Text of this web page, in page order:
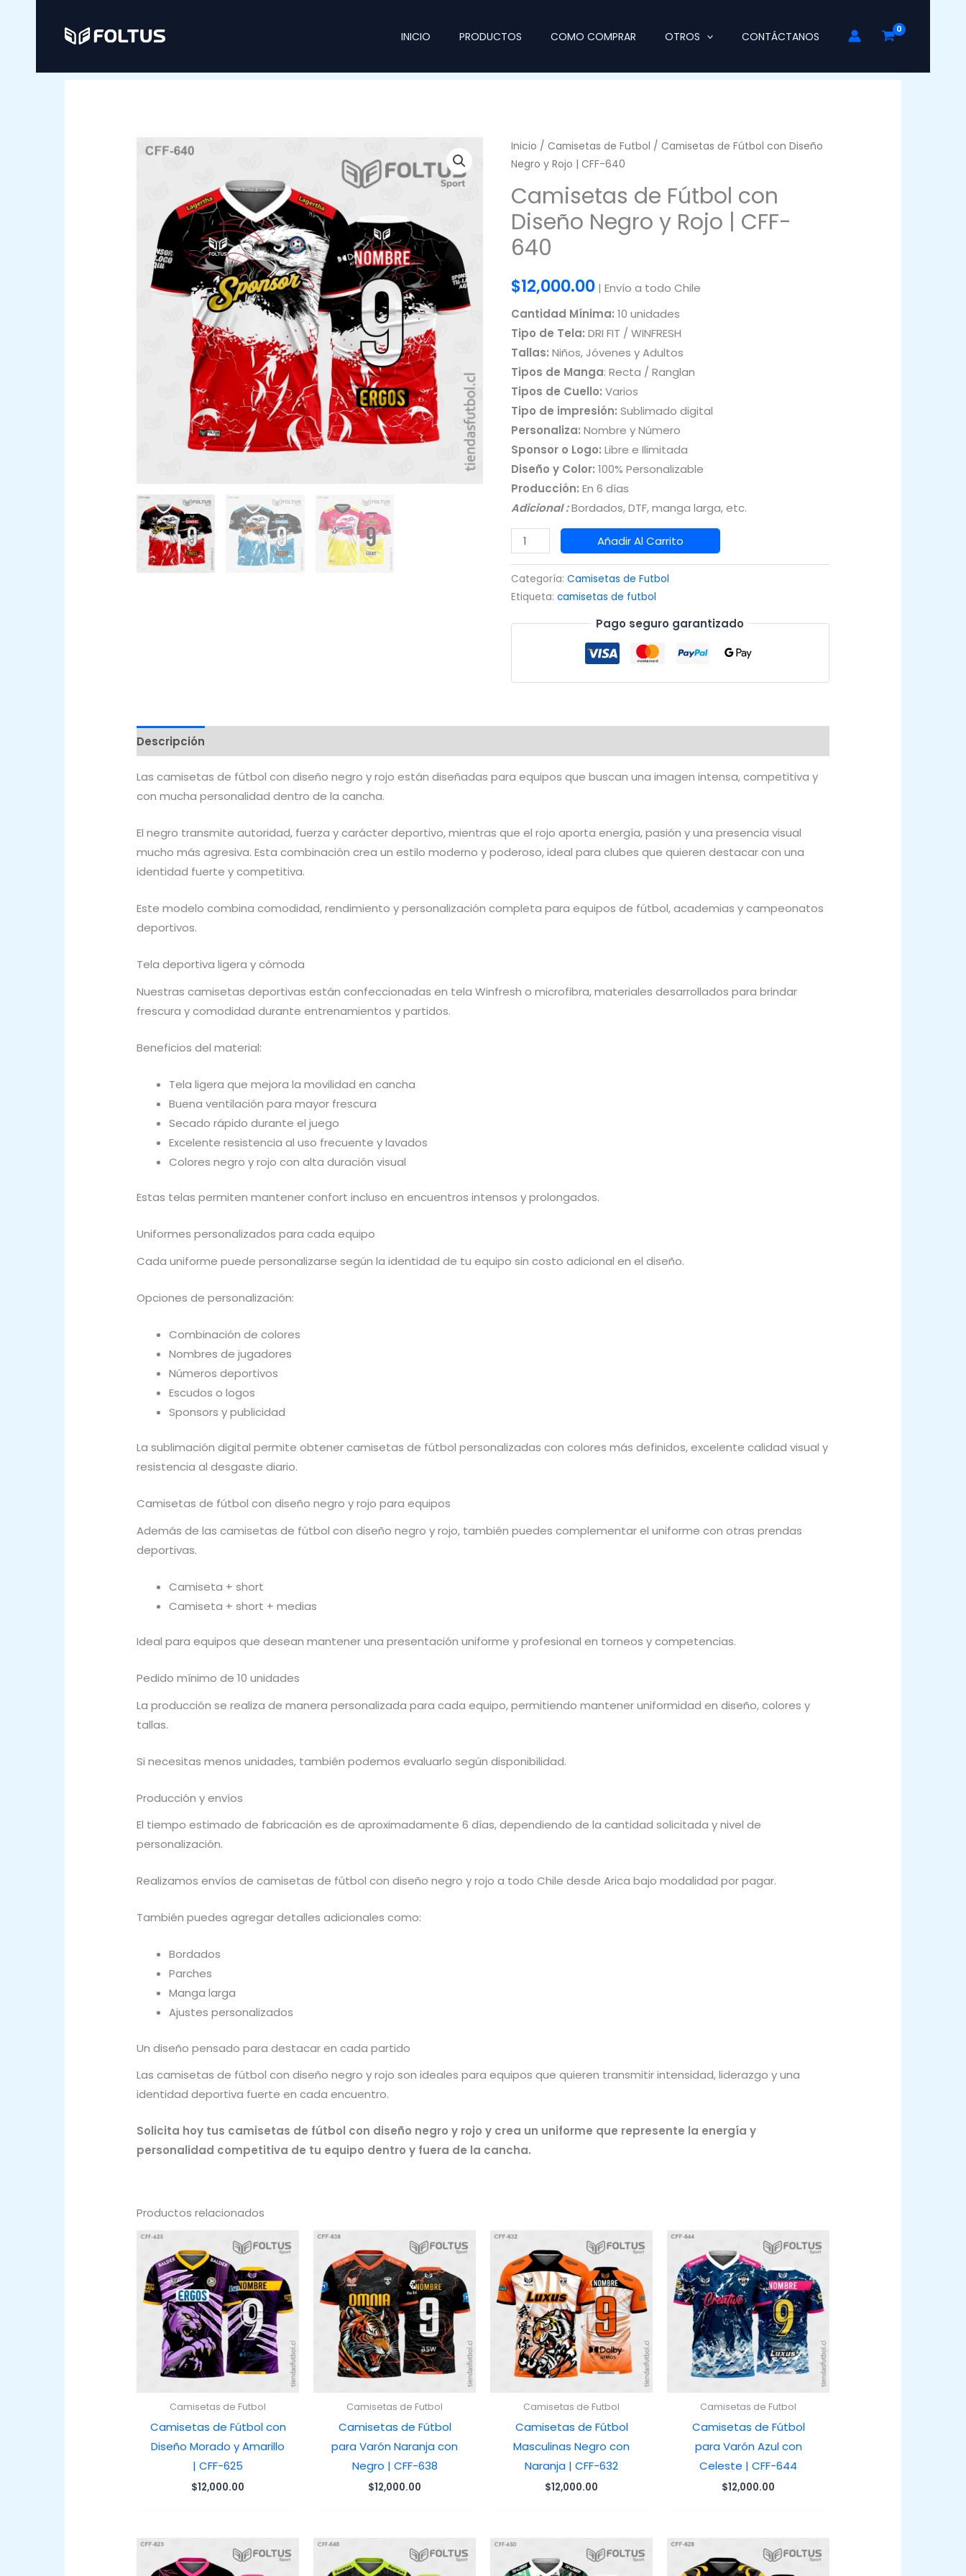
contenido
INICIO PRODUCTOS COMO COMPRAR OTROS CONTÁCTANOS
Inicio / Camisetas de Futbol / Camisetas de Fútbol con Diseño
Negro y Rojo | CFF-640
Camisetas de Fútbol con
Diseño Negro y Rojo | CFF-
640
$12,000.00 | Envío a todo Chile
Cantidad Mínima: 10 unidades
Tipo de Tela: DRI FIT / WINFRESH
Tallas: Niños, Jóvenes y Adultos
Tipos de Manga: Recta / Ranglan
Tipos de Cuello: Varios
Tipo de impresión: Sublimado digital
Personaliza: Nombre y Número
Sponsor o Logo: Libre e Ilimitada
Diseño y Color: 100% Personalizable
Producción: En 6 días
Adicional :Bordados, DTF, manga larga, etc.
Camisetas
de
Fútbol
con
Añadir Al Carrito
Categoría: Camisetas de Futbol
Etiqueta: camisetas de futbol
Pago seguro garantizado
Descripción
Las camisetas de fútbol con diseño negro y rojo están diseñadas para equipos que buscan una imagen intensa, competitiva y
con mucha personalidad dentro de la cancha.
El negro transmite autoridad, fuerza y carácter deportivo, mientras que el rojo aporta energía, pasión y una presencia visual
mucho más agresiva. Esta combinación crea un estilo moderno y poderoso, ideal para clubes que quieren destacar con una
identidad fuerte y competitiva.
Este modelo combina comodidad, rendimiento y personalización completa para equipos de fútbol, academias y campeonatos
deportivos.
Tela deportiva ligera y cómoda
Nuestras camisetas deportivas están confeccionadas en tela Winfresh o microfibra, materiales desarrollados para brindar
frescura y comodidad durante entrenamientos y partidos.
Beneficios del material:
Tela ligera que mejora la movilidad en cancha
Buena ventilación para mayor frescura
Secado rápido durante el juego
Excelente resistencia al uso frecuente y lavados
Colores negro y rojo con alta duración visual
Estas telas permiten mantener confort incluso en encuentros intensos y prolongados.
Uniformes personalizados para cada equipo
Cada uniforme puede personalizarse según la identidad de tu equipo sin costo adicional en el diseño.
Opciones de personalización:
Combinación de colores
Nombres de jugadores
Números deportivos
Escudos o logos
Sponsors y publicidad
La sublimación digital permite obtener camisetas de fútbol personalizadas con colores más definidos, excelente calidad visual y
resistencia al desgaste diario.
Camisetas de fútbol con diseño negro y rojo para equipos
Además de las camisetas de fútbol con diseño negro y rojo, también puedes complementar el uniforme con otras prendas
deportivas.
Camiseta + short
Camiseta + short + medias
Ideal para equipos que desean mantener una presentación uniforme y profesional en torneos y competencias.
Pedido mínimo de 10 unidades
La producción se realiza de manera personalizada para cada equipo, permitiendo mantener uniformidad en diseño, colores y
tallas.
Si necesitas menos unidades, también podemos evaluarlo según disponibilidad.
Producción y envíos
El tiempo estimado de fabricación es de aproximadamente 6 días, dependiendo de la cantidad solicitada y nivel de
personalización.
Realizamos envíos de camisetas de fútbol con diseño negro y rojo a todo Chile desde Arica bajo modalidad por pagar.
También puedes agregar detalles adicionales como:
Bordados
Parches
Manga larga
Ajustes personalizados
Un diseño pensado para destacar en cada partido
Las camisetas de fútbol con diseño negro y rojo son ideales para equipos que quieren transmitir intensidad, liderazgo y una
identidad deportiva fuerte en cada encuentro.
Solicita hoy tus camisetas de fútbol con diseño negro y rojo y crea un uniforme que represente la energía y
personalidad competitiva de tu equipo dentro y fuera de la cancha.
Productos relacionados
Camisetas de Futbol
Camisetas de Fútbol con
Diseño Morado y Amarillo
| CFF-625
$12,000.00
Camisetas de Futbol
Camisetas de Fútbol
para Varón Naranja con
Negro | CFF-638
$12,000.00
Camisetas de Futbol
Camisetas de Fútbol
Masculinas Negro con
Naranja | CFF-632
$12,000.00
Camisetas de Futbol
Camisetas de Fútbol
para Varón Azul con
Celeste | CFF-644
$12,000.00